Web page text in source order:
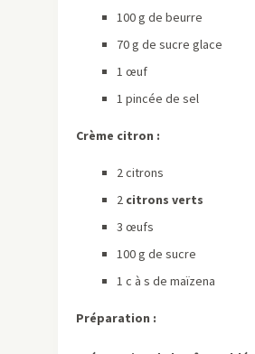
100 g de beurre
70 g de sucre glace
1 œuf
1 pincée de sel
Crème citron :
2 citrons
2 citrons verts
3 œufs
100 g de sucre
1 c à s de maïzena
Préparation :